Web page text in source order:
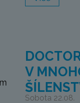
V
Sobota 22.08.